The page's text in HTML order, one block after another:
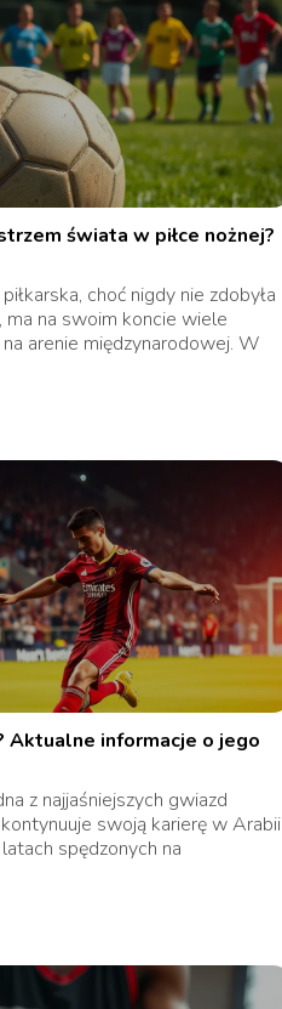
świata w piłce nożnej?
choć nigdy nie zdobyła
na swoim koncie wiele
arenie międzynarodowej. W
Aktualne informacje o jego
z najjaśniejszych gwiazd
swoją karierę w Arabii
spędzonych na